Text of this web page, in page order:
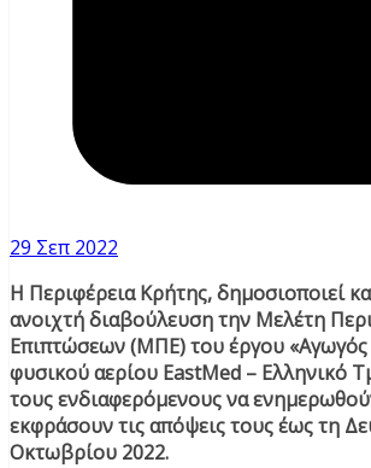
29 Σεπ 2022
Η Περιφέρεια Κρήτης, δημοσιοποιεί
ανοιχτή διαβούλευση την Μελέτη
Επιπτώσεων (ΜΠΕ) του έργου
φυσικού αερίου EastMed – Ελληνικό
τους ενδιαφερόμενους να
εκφράσουν τις απόψεις τους έως τη
Οκτωβρίου 2022.